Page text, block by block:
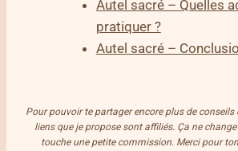
Autel sacré – Quelles
pratiquer ?
Autel sacré –
Pour pouvoir te partager encore plus de
liens que je propose sont affiliés. Ça ne
touche une petite commission. Merci pour